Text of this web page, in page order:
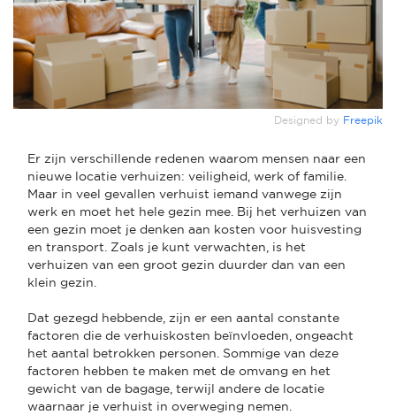
Designed by Freepik
Er zijn verschillende redenen waarom mensen naar een
nieuwe locatie verhuizen: veiligheid, werk of familie.
Maar in veel gevallen verhuist iemand vanwege zijn
werk en moet het hele gezin mee. Bij het verhuizen van
een gezin moet je denken aan kosten voor huisvesting
en transport. Zoals je kunt verwachten, is het
verhuizen van een groot gezin duurder dan van een
klein gezin.
Dat gezegd hebbende, zijn er een aantal constante
factoren die de verhuiskosten beïnvloeden, ongeacht
het aantal betrokken personen. Sommige van deze
factoren hebben te maken met de omvang en het
gewicht van de bagage, terwijl andere de locatie
waarnaar je verhuist in overweging nemen.